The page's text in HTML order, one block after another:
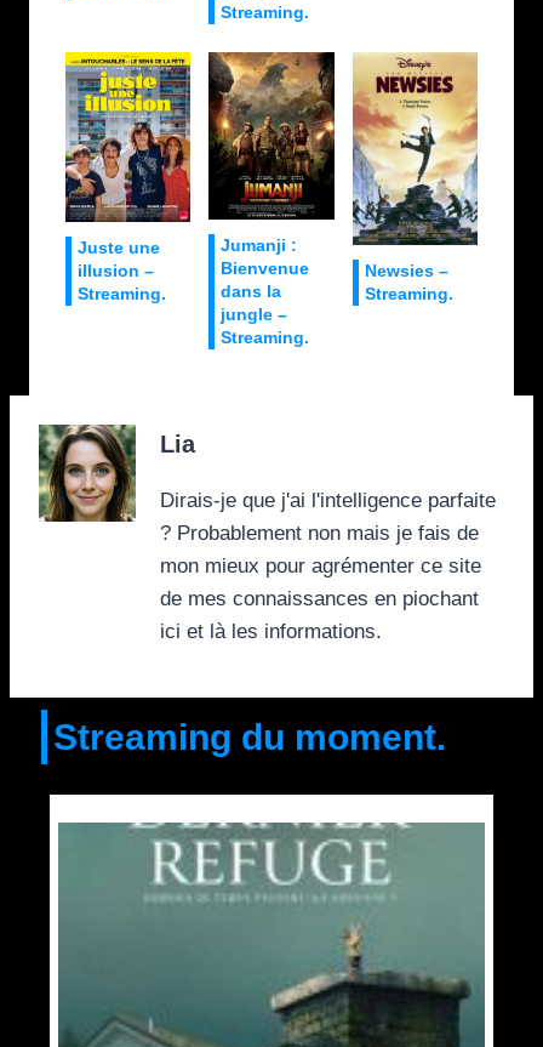
Streaming.
Juste une
illusion –
Streaming.
Jumanji :
Bienvenue
dans la
jungle –
Streaming.
Newsies –
Streaming.
Lia
Dirais-je que j'ai l'intelligence parfaite
? Probablement non mais je fais de
mon mieux pour agrémenter ce site
de mes connaissances en piochant
ici et là les informations.
Streaming du moment.